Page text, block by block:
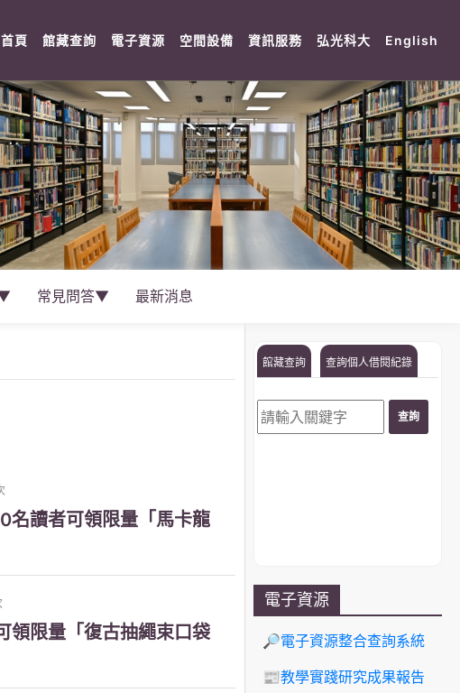
首頁 (current)
館藏查詢 (current)
電子資源 (current)
空間設備 (current)
資訊服務 (current)
弘光科大 (current)
English
常見問答▼ 最新消息
名讀者可領限量「馬卡龍
領限量「復古抽繩束口袋
館藏查詢 查詢個人借閱紀錄
電子資源
🔎電子資源整合查詢系統
📰教學實踐研究成果報告